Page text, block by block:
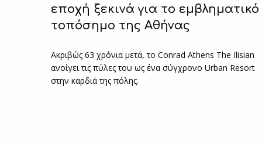
εποχή ξεκινά για το εμβληματικό
τοπόσημο της Αθήνας
Ακριβώς 63 χρόνια μετά, το Conrad Athens The Ilisian
ανοίγει τις πύλες του ως ένα σύγχρονο Urban Resort
στην καρδιά της πόλης.